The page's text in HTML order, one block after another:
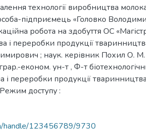
технології виробництва
підприємець «Головко
робота на здобуття ОС
і переробки продукції
; наук. керівник Похил О. М.
економ. ун-т , Ф-т
і переробки продукції
доступу :
handle/123456789/9730